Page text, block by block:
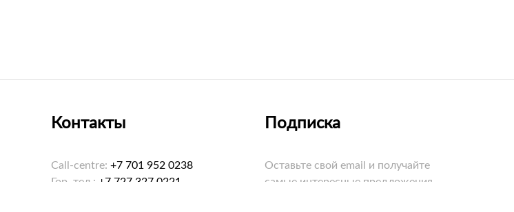
Контакты
Call-centre: +7 701 952 0238
Гор. тел.: +7 727 327 0221
Подписка
Оставьте свой email и получайте
самые интересные предложения